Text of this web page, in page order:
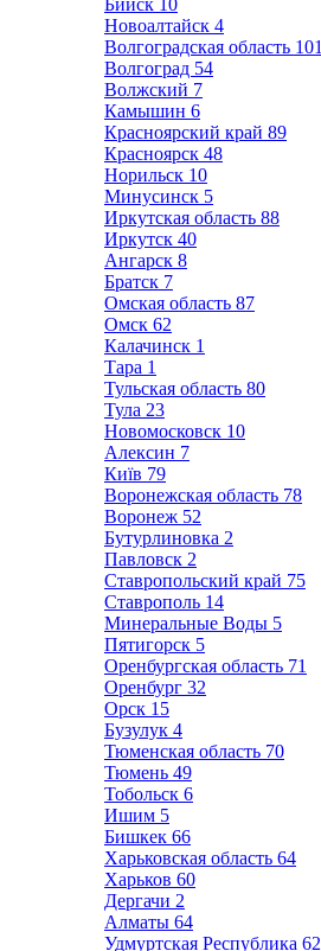
Бийск 10
Новоалтайск 4
Волгоградская область 101
Волгоград 54
Волжский 7
Камышин 6
Красноярский край 89
Красноярск 48
Норильск 10
Минусинск 5
Иркутская область 88
Иркутск 40
Ангарск 8
Братск 7
Омская область 87
Омск 62
Калачинск 1
Тара 1
Тульская область 80
Тула 23
Новомосковск 10
Алексин 7
Київ 79
Воронежская область 78
Воронеж 52
Бутурлиновка 2
Павловск 2
Ставропольский край 75
Ставрополь 14
Минеральные Воды 5
Пятигорск 5
Оренбургская область 71
Оренбург 32
Орск 15
Бузулук 4
Тюменская область 70
Тюмень 49
Тобольск 6
Ишим 5
Бишкек 66
Харьковская область 64
Харьков 60
Дергачи 2
Алматы 64
Удмуртская Республика 62